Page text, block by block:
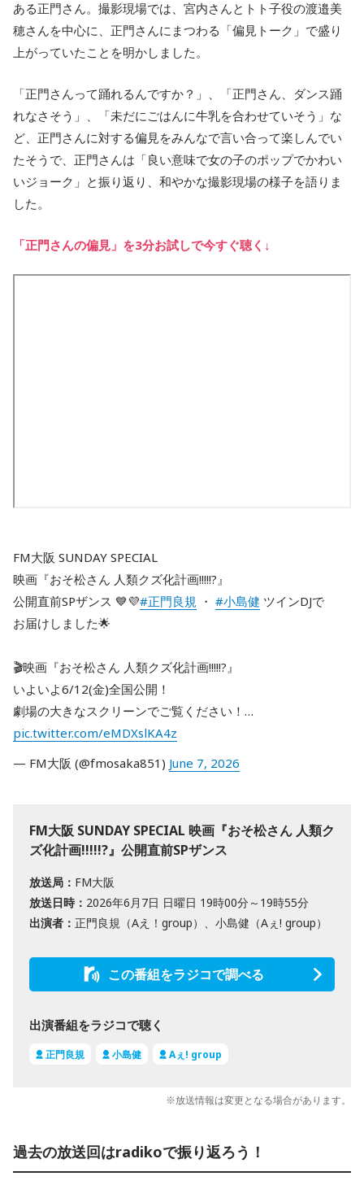
ある正門さん。撮影現場では、宮内さんとトト子役の渡邉美
穂さんを中心に、正門さんにまつわる「偏見トーク」で盛り
上がっていたことを明かしました。
「正門さんって踊れるんですか？」、「正門さん、ダンス踊
れなさそう」、「未だにごはんに牛乳を合わせていそう」な
ど、正門さんに対する偏見をみんなで言い合って楽しんでい
たそうで、正門さんは「良い意味で女の子のポップでかわい
いジョーク」と振り返り、和やかな撮影現場の様子を語りま
した。
「正門さんの偏見」を3分お試しで今すぐ聴く↓
FM大阪 SUNDAY SPECIAL
映画『おそ松さん 人類クズ化計画!!!!!?』
公開直前SPザンス 💙💜#正門良規 ・ #小島健 ツインDJで
お届けしました🌟
🎬映画『おそ松さん 人類クズ化計画!!!!!?』
いよいよ6/12(金)全国公開！
劇場の大きなスクリーンでご覧ください！…
pic.twitter.com/eMDXslKA4z
— FM大阪 (@fmosaka851) June 7, 2026
FM大阪 SUNDAY SPECIAL 映画『おそ松さん 人類ク
ズ化計画!!!!!?』公開直前SPザンス
放送局： FM大阪
放送日時： 2026年6月7日 日曜日 19時00分～19時55分
出演者： 正門良規（Aえ！group）、小島健（Aぇ! group）
この番組をラジコで調べる
出演番組をラジコで聴く
正門良規 小島健 Aぇ! group
※放送情報は変更となる場合があります。
過去の放送回はradikoで振り返ろう！